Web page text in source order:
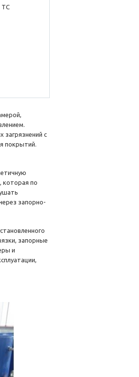
ТС
загрязнений с
покрытий.
которая по
запорно-
запорные
и